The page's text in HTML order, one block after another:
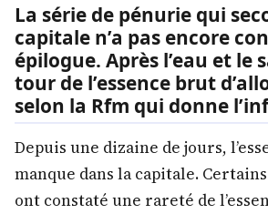
La série de pénurie qui
capitale n’a pas encore
épilogue. Après l’eau et le
tour de l’essence brut
selon la Rfm qui donne
Depuis une dizaine de jours,
manque dans la capitale.
ont constaté une rareté de